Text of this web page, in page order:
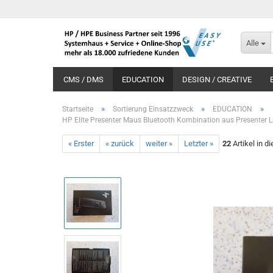
Alle
CMS / DMS EDUCATION DESIGN / CREATIVE
Startseite » Sortierung Einsatzzweck » EDUCATION »
HP Elite Presenter Maus Bluetooth Kombination aus Presenter
« Erster « zurück weiter » Letzter » 22 Artikel in